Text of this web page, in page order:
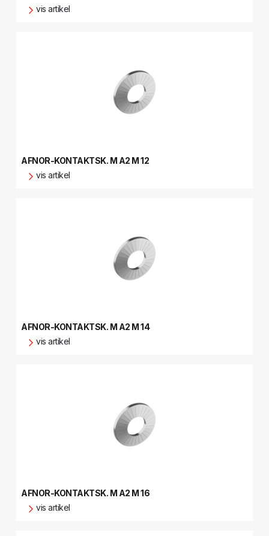
vis artikel
AFNOR-KONTAKTSK. M A2 M 12
vis artikel
AFNOR-KONTAKTSK. M A2 M 14
vis artikel
AFNOR-KONTAKTSK. M A2 M 16
vis artikel